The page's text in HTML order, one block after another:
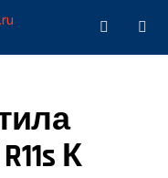
К